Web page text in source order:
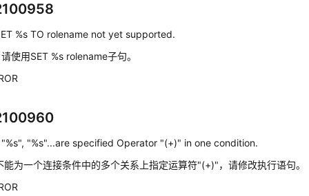
%s TO rolename not yet supported.
请使用SET %s rolename子句。
"%s", "%s"...are specified Operator "(+)" in one condition.
为一个连接条件中的多个关系上指定运算符"(+)"，请修改执行语句。